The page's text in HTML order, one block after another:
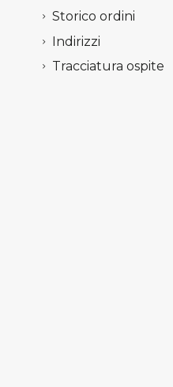
Storico ordini
Indirizzi
Tracciatura ospite